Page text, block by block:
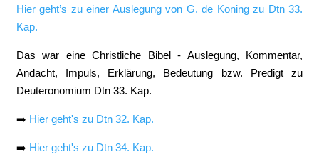
Hier geht’s zu einer Auslegung von G. de Koning zu Dtn 33.
Kap.
Das war eine Christliche Bibel - Auslegung, Kommentar,
Andacht, Impuls, Erklärung, Bedeutung bzw. Predigt zu
Deuteronomium Dtn 33. Kap.
➡️ Hier geht's zu Dtn 32. Kap.
➡️ Hier geht's zu Dtn 34. Kap.